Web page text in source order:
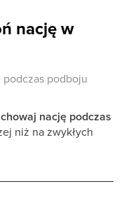
nację w
podboju
nację podczas
niż na zwykłych